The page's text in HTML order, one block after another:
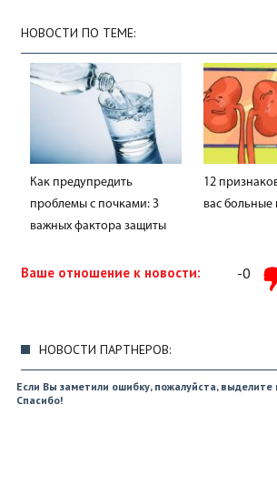
НОВОСТИ ПО ТЕМЕ:
Как предупредить
проблемы с почками: 3
важных фактора защиты
12
вас больные
Ваше отношение к новости: -0
НОВОСТИ ПАРТНЕРОВ:
Если Вы заметили ошибку, пожалуйста,
Спасибо!